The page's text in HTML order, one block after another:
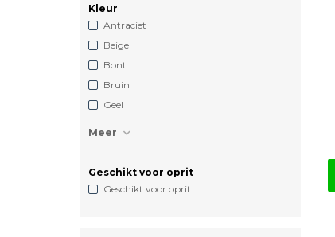
Kleur
Antraciet
Beige
Bont
Bruin
Geel
Meer
Geschikt voor oprit
Geschikt voor oprit